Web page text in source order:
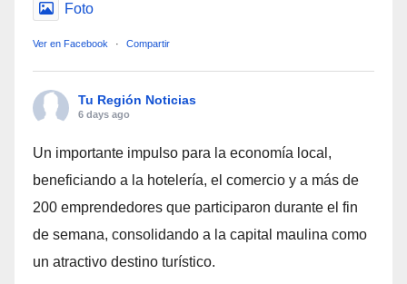
Foto
Ver en Facebook · Compartir
Tu Región Noticias
6 days ago
Un importante impulso para la economía local,
beneficiando a la hotelería, el comercio y a más de
200 emprendedores que participaron durante el fin
de semana, consolidando a la capital maulina como
un atractivo destino turístico.